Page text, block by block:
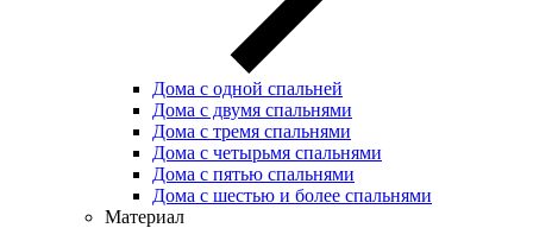
Дома с одной спальней
Дома с двумя спальнями
Дома с тремя спальнями
Дома с четырьмя спальнями
Дома с пятью спальнями
Дома с шестью и более спальнями
Материал